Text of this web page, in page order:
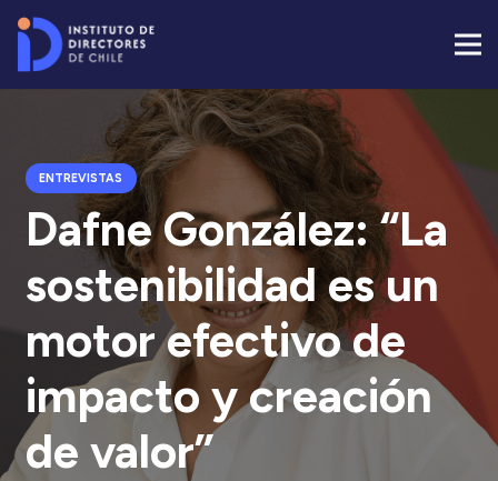
ENTREVISTAS
Dafne González: “La
sostenibilidad es un
motor efectivo de
impacto y creación
de valor”